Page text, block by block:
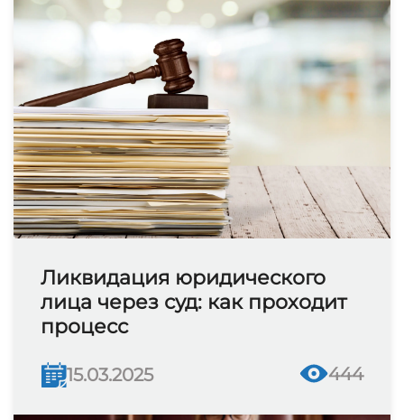
Ликвидация юридического
лица через суд: как проходит
процесс
15.03.2025 444